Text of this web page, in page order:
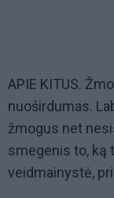
APIE KITUS.
nuoširdumas.
žmogus net
smegenis to, ką
veidmainystė,